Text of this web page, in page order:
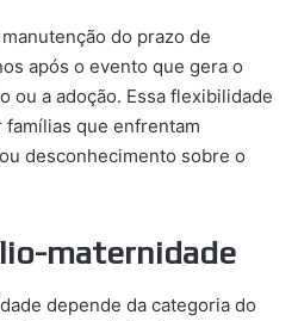
do prazo de
após o evento que gera o
ou a adoção. Essa flexibilidade
que enfrentam
desconhecimento sobre o
maternidade
depende da categoria do